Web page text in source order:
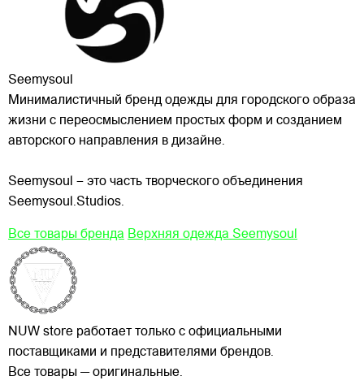
Seemysoul
Минималистичный бренд одежды для городского образа
жизни с переосмыслением простых форм и созданием
авторского направления в дизайне.
Seemysoul – это часть творческого объединения
Seemysoul.Studios.
Все товары бренда Верхняя одежда Seemysoul
NUW store работает только с официальными
поставщиками и представителями брендов.
Все товары — оригинальные.